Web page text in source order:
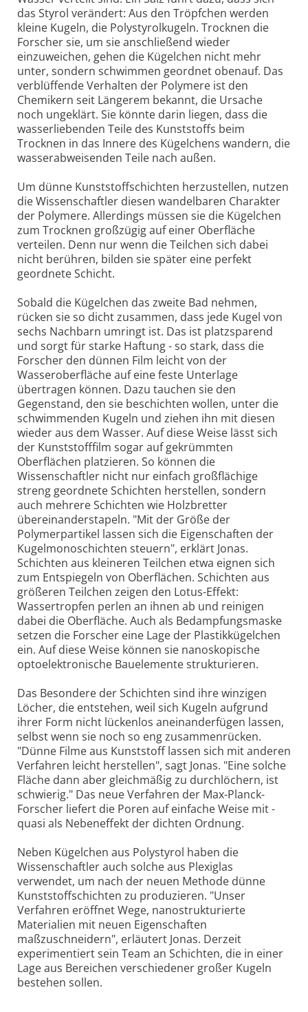
das Styrol verändert: Aus den Tröpfchen werden
kleine Kugeln, die Polystyrolkugeln. Trocknen die
Forscher sie, um sie anschließend wieder
einzuweichen, gehen die Kügelchen nicht mehr
unter, sondern schwimmen geordnet obenauf. Das
verblüffende Verhalten der Polymere ist den
Chemikern seit Längerem bekannt, die Ursache
noch ungeklärt. Sie könnte darin liegen, dass die
wasserliebenden Teile des Kunststoffs beim
Trocknen in das Innere des Kügelchens wandern, die
wasserabweisenden Teile nach außen.
Um dünne Kunststoffschichten herzustellen, nutzen
die Wissenschaftler diesen wandelbaren Charakter
der Polymere. Allerdings müssen sie die Kügelchen
zum Trocknen großzügig auf einer Oberfläche
verteilen. Denn nur wenn die Teilchen sich dabei
nicht berühren, bilden sie später eine perfekt
geordnete Schicht.
Sobald die Kügelchen das zweite Bad nehmen,
rücken sie so dicht zusammen, dass jede Kugel von
sechs Nachbarn umringt ist. Das ist platzsparend
und sorgt für starke Haftung - so stark, dass die
Forscher den dünnen Film leicht von der
Wasseroberfläche auf eine feste Unterlage
übertragen können. Dazu tauchen sie den
Gegenstand, den sie beschichten wollen, unter die
schwimmenden Kugeln und ziehen ihn mit diesen
wieder aus dem Wasser. Auf diese Weise lässt sich
der Kunststofffilm sogar auf gekrümmten
Oberflächen platzieren. So können die
Wissenschaftler nicht nur einfach großflächige
streng geordnete Schichten herstellen, sondern
auch mehrere Schichten wie Holzbretter
übereinanderstapeln. "Mit der Größe der
Polymerpartikel lassen sich die Eigenschaften der
Kugelmonoschichten steuern", erklärt Jonas.
Schichten aus kleineren Teilchen etwa eignen sich
zum Entspiegeln von Oberflächen. Schichten aus
größeren Teilchen zeigen den Lotus-Effekt:
Wassertropfen perlen an ihnen ab und reinigen
dabei die Oberfläche. Auch als Bedampfungsmaske
setzen die Forscher eine Lage der Plastikkügelchen
ein. Auf diese Weise können sie nanoskopische
optoelektronische Bauelemente strukturieren.
Das Besondere der Schichten sind ihre winzigen
Löcher, die entstehen, weil sich Kugeln aufgrund
ihrer Form nicht lückenlos aneinanderfügen lassen,
selbst wenn sie noch so eng zusammenrücken.
"Dünne Filme aus Kunststoff lassen sich mit anderen
Verfahren leicht herstellen", sagt Jonas. "Eine solche
Fläche dann aber gleichmäßig zu durchlöchern, ist
schwierig." Das neue Verfahren der Max-Planck-
Forscher liefert die Poren auf einfache Weise mit -
quasi als Nebeneffekt der dichten Ordnung.
Neben Kügelchen aus Polystyrol haben die
Wissenschaftler auch solche aus Plexiglas
verwendet, um nach der neuen Methode dünne
Kunststoffschichten zu produzieren. "Unser
Verfahren eröffnet Wege, nanostrukturierte
Materialien mit neuen Eigenschaften
maßzuschneidern", erläutert Jonas. Derzeit
experimentiert sein Team an Schichten, die in einer
Lage aus Bereichen verschiedener großer Kugeln
bestehen sollen.